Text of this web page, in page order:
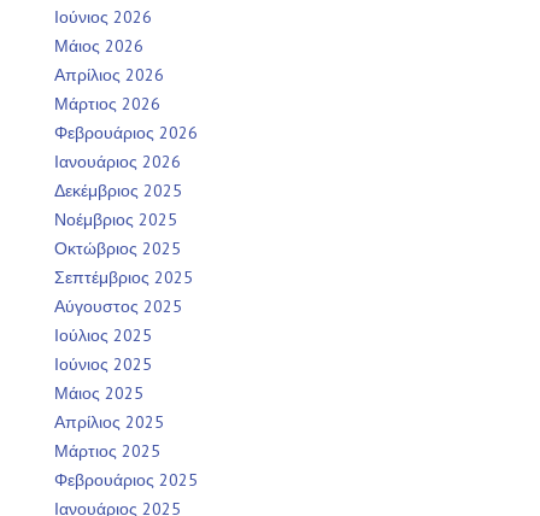
Ιούνιος 2026
Μάιος 2026
Απρίλιος 2026
Μάρτιος 2026
Φεβρουάριος 2026
Ιανουάριος 2026
Δεκέμβριος 2025
Νοέμβριος 2025
Οκτώβριος 2025
Σεπτέμβριος 2025
Αύγουστος 2025
Ιούλιος 2025
Ιούνιος 2025
Μάιος 2025
Απρίλιος 2025
Μάρτιος 2025
Φεβρουάριος 2025
Ιανουάριος 2025